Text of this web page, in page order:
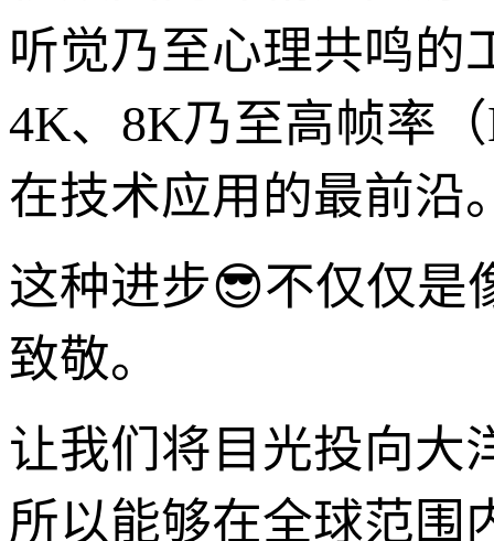
听觉乃至心理共鸣的
4K、8K乃至高帧率
在技术应用的最前沿
这种进步😎不仅仅是
致敬。
让我们将目光投向大
所以能够在全球范围